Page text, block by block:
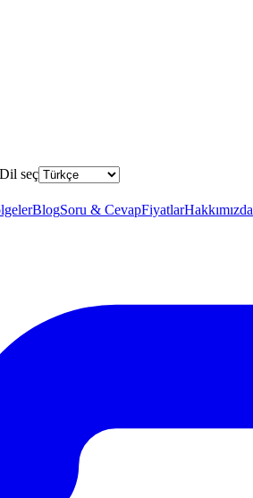
Dil seç
BlogSoru & CevapFiyatlarHakkımızda